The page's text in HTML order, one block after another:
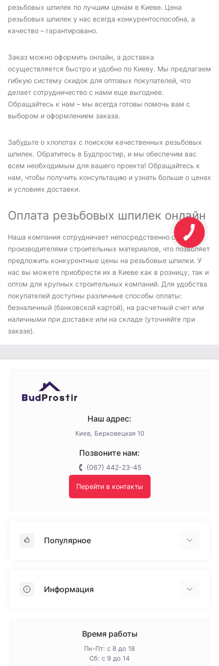
резьбовых шпилек по лучшим ценам в Киеве. Цена
резьбовых шпилек у нас всегда конкурентоспособна, а
качество – гарантировано.
Заказ можно оформить онлайн, а доставка
осуществляется быстро и удобно по Киеву. Мы предлагаем
гибкую систему скидок для оптовых покупателей, что
делает сотрудничество с нами еще выгоднее.
Обращайтесь к нам – мы всегда готовы помочь вам с
выбором и оформлением заказа.
Забудьте о хлопотах с поиском качественных резьбовых
шпилек. Обратитесь в Будпростир, и мы обеспечим вас
всем необходимым для вашего проекта! Обращайтесь к
нам, чтобы получить консультацию и узнать больше о ценах
и условиях доставки.
Оплата резьбовых шпилек онлайн
Наша компания сотрудничает непосредственно с
производителями строительных материалов, что позволяет
предложить конкурентные цены на резьбовые шпилки. У
нас вы можете приобрести их в Киеве как в розницу, так и
оптом для крупных строительных компаний. Для удобства
покупателей доступны различные способы оплаты:
безналичный (банковской картой), на расчетный счет или
наличными при доставке или на складе (уточняйте при
заказе).
Наш адрес:
Киев, Берковецкая 10
Позвоните нам:
(067) 442-23-45
Перейти в контакты
Популярное
ПенопластИнформация
Время работы
Пн-Пт: с 8 до 18
Сб: с 9 до 14